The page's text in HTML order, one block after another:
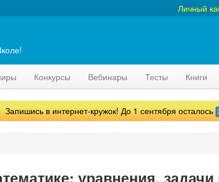
Личный
Конкурсы Вебинары Тесты Книги
Запишись в интернет-кружок! До 1 сентября осталось